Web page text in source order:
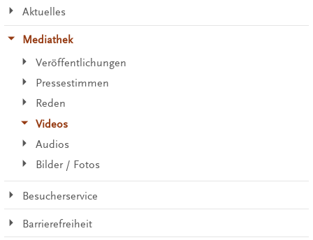
Aktuelles
Mediathek
Veröffentlichungen
Pressestimmen
Reden
Videos
Audios
Bilder / Fotos
Besucherservice
Barrierefreiheit